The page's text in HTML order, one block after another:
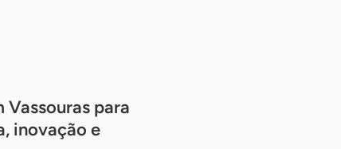
Vassouras para
inovação e